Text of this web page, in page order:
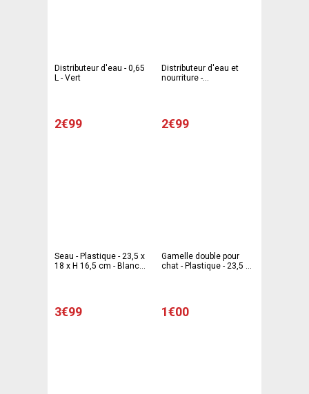
Distributeur d'eau - 0,65
L - Vert
2€99
Distributeur d'eau et
nourriture -
2€99
Seau - Plastique - 23,5 x
18 x H 16,5 cm - Blanc
3€99
Gamelle double pour
chat - Plastique - 23,5 x
1€00